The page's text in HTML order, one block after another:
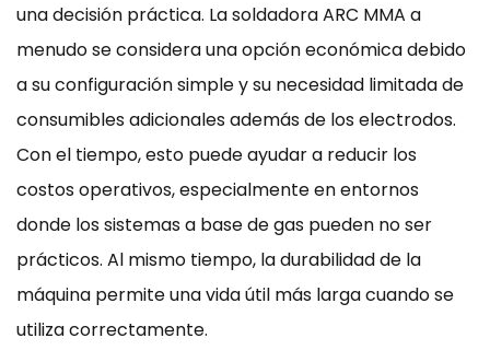
una decisión práctica. La soldadora ARC MMA a
menudo se considera una opción económica debido
a su configuración simple y su necesidad limitada de
consumibles adicionales además de los electrodos.
Con el tiempo, esto puede ayudar a reducir los
costos operativos, especialmente en entornos
donde los sistemas a base de gas pueden no ser
prácticos. Al mismo tiempo, la durabilidad de la
máquina permite una vida útil más larga cuando se
utiliza correctamente.